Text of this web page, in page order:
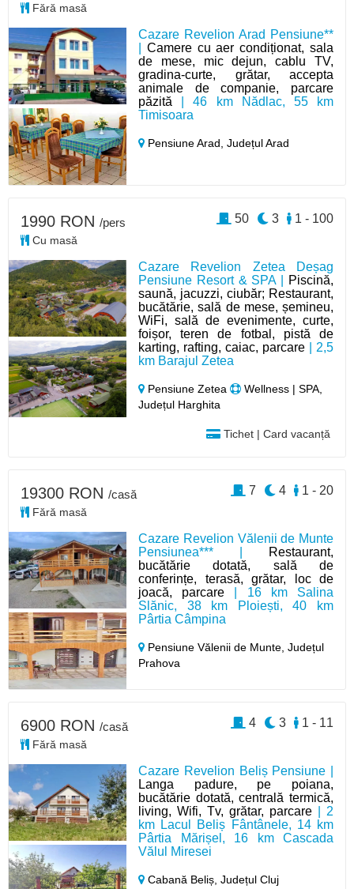
Cazare Revelion Arad Pensiune**
Camere cu aer condiționat, sala
de mese, mic dejun, cablu TV,
gradina-curte, grătar, accepta
animale de companie, parcare
păzită | 46 km Nădlac, 55 km
Timisoara
Pensiune Arad,Județul Arad
Fără masă
Cazare Revelion Zetea Deșag
Pensiune Resort & SPA |
Piscină,
saună, jacuzzi, ciubăr; Restaurant,
bucătărie, sală de mese, șemineu,
WiFi, sală de evenimente, curte,
foișor, teren de fotbal, pistă de
karting, rafting, caiac, parcare | 2,5
km Barajul Zetea
Pensiune Zetea
Wellness | SPA,
Județul Harghita
Tichet | Card vacanță
1990 RON /pers
Cu masă
1 - 100
3
50
Cazare Revelion Vălenii de Munte
Pensiunea*** |
Restaurant,
bucătărie dotată, sală de
conferințe, terasă, grătar, loc de
joacă, parcare | 16 km Salina
Slănic, 38 km Ploiești, 40 km
Pârtia Câmpina
Pensiune Vălenii de Munte,Județul
Prahova
19300 RON /casă
Fără masă
1 - 20
4
7
Cazare Revelion Beliș Pensiune |
Langa padure, pe poiana,
bucătărie dotată, centrală termică,
living, Wifi, Tv, grătar, parcare | 2
km Lacul Beliș Fântânele, 14 km
Pârtia Mărișel, 16 km Cascada
Vălul Miresei
Cabană Beliș,Județul Cluj
6900 RON /casă
Fără masă
1 - 11
3
4